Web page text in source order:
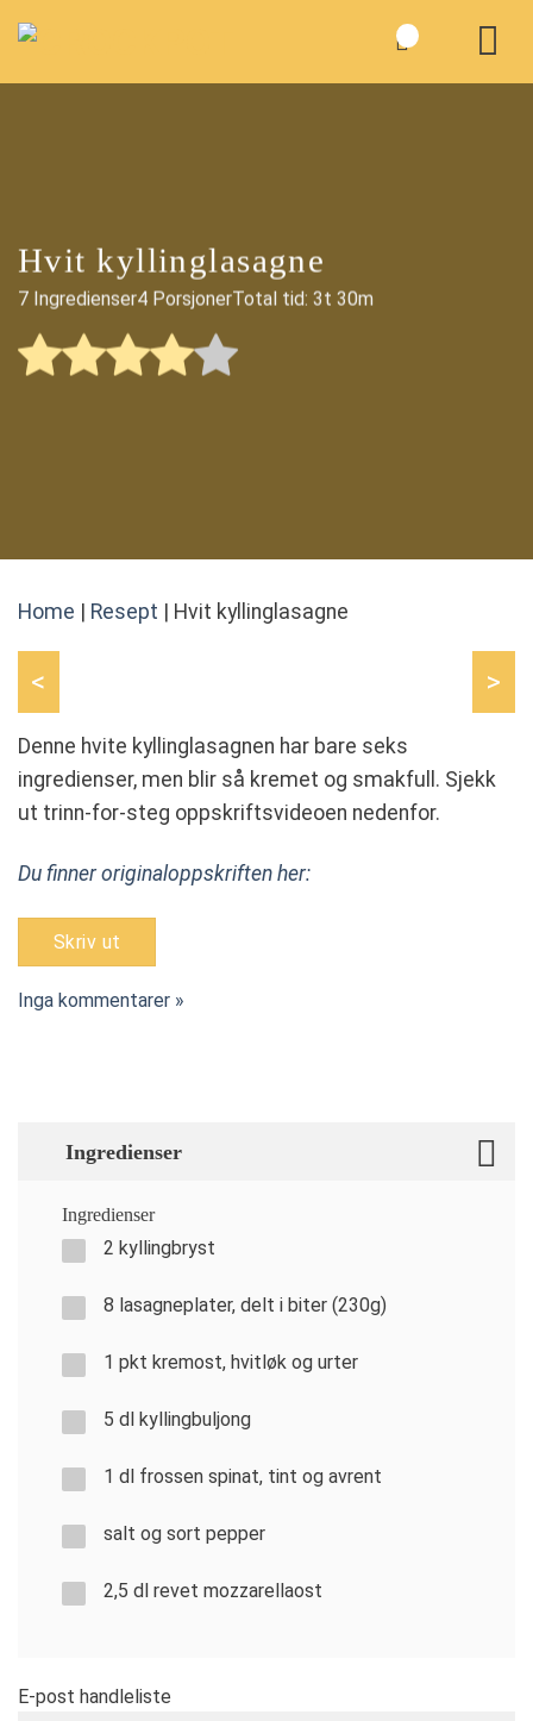
Hvit kyllinglasagne
7 Ingredienser4 PorsjonerTotal tid: 3t 30m
Home Resept Hvit kyllinglasagne
< >
Denne hvite kyllinglasagnen har bare seks
ingredienser, men blir så kremet og smakfull. Sjekk
ut trinn-for-steg oppskriftsvideoen nedenfor.
Du finner originaloppskriften her:
Skriv ut
Inga kommentarer »
Ingredienser
Ingredienser
2 kyllingbryst
8 lasagneplater, delt i biter (230g)
1 pkt kremost, hvitløk og urter
5 dl kyllingbuljong
1 dl frossen spinat, tint og avrent
salt og sort pepper
2,5 dl revet mozzarellaost
E-post handleliste